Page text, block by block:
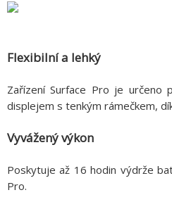
Flexibilní a lehký
Zařízení Surface Pro je
displejem s tenkým rámečkem,
Vyvážený výkon
Poskytuje až 16 hodin výdrže
Pro.